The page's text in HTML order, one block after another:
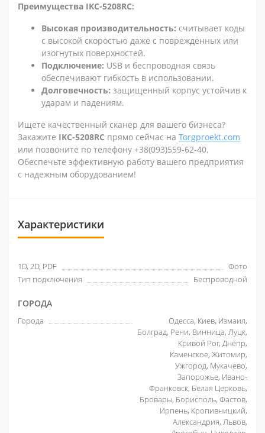
Преимущества IKC-5208RC:
Высокая производительность: считывает коды
с высокой скоростью даже с поврежденных или
изогнутых поверхностей.
Подключение: USB и беспроводная связь
обеспечивают гибкость в использовании.
Долговечность: защищенный корпус устойчив к
ударам и падениям.
Ищете качественный сканер для вашего бизнеса?
Закажите IKC-5208RC прямо сейчас на Torgproekt.com
или позвоните по телефону +38(093)559-62-40.
Обеспечьте эффективную работу вашего предприятия
с надежным оборудованием!
Характеристики
1D, 2D, PDF
Фото
Тип подключения
Беспроводной
ГОРОДА
Города
Одесса, Киев, Измаил,
Болград, Рени, Винница, Луцк,
Кривой Рог, Днепр,
Каменское, Житомир,
Ужгород, Мукачево,
Запорожье, Ивано-
Франковск, Белая Церковь,
Бровары, Борисполь, Фастов,
Ирпень, Кропивницкий,
Александрия, Львов,